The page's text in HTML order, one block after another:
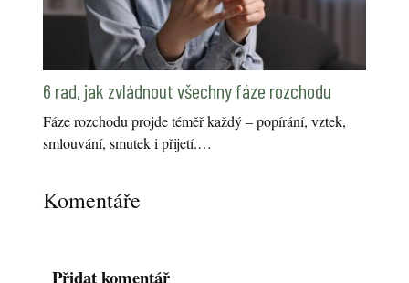
6 rad, jak zvládnout všechny fáze rozchodu
Fáze rozchodu projde téměř každý – popírání, vztek,
smlouvání, smutek i přijetí.…
Komentáře
Přidat komentář